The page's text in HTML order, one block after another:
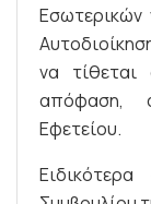
Εσωτερικών
να
απόφαση,
Εφετείου.